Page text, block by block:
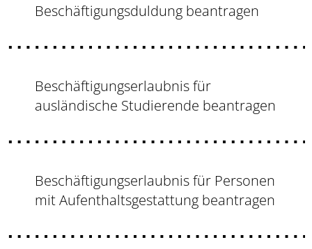
Beschäftigungsduldung beantragen
Beschäftigungserlaubnis für
ausländische Studierende beantragen
Beschäftigungserlaubnis für Personen
mit Aufenthaltsgestattung beantragen